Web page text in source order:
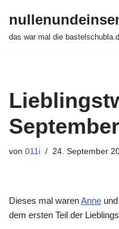
Zum
das war mal die
von 011i 24. September
Dieses mal warenAnne und
dem ersten Teil der